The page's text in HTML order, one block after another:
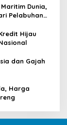
Dunia,
Pelabuhan
Hijau
dan Gajah
Harga